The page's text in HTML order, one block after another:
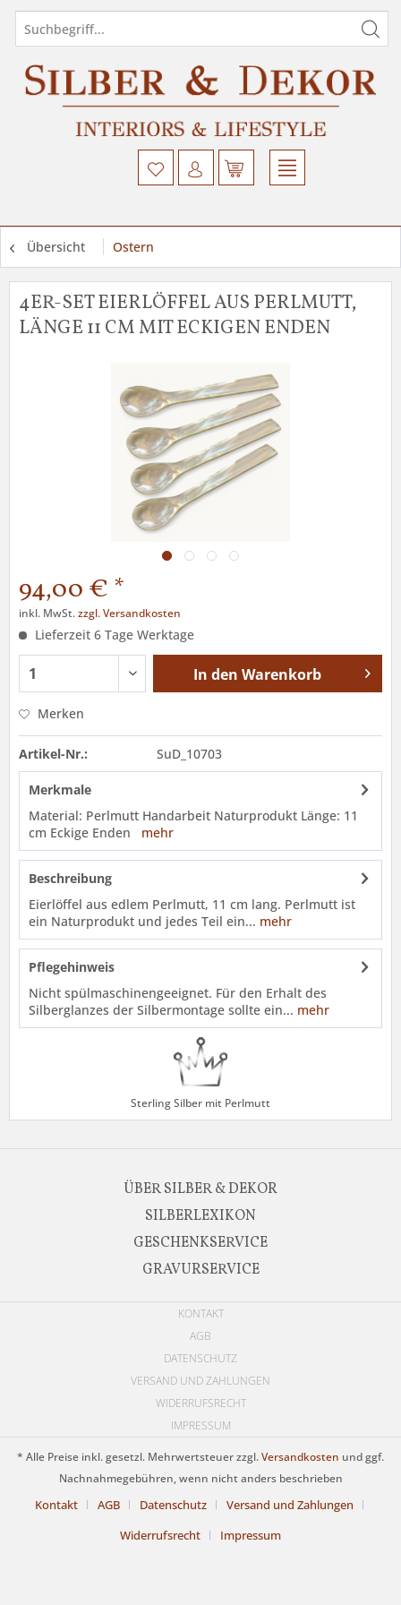
Übersicht Ostern
4ER-SET EIERLÖFFEL AUS PERLMUTT,
LÄNGE 11 CM MIT ECKIGEN ENDEN
94,00 € *
inkl. MwSt.zzgl. Versandkosten
Lieferzeit 6 Tage Werktage
In den Warenkorb
Merken
Artikel-Nr.: SuD_10703
Merkmale
Material: Perlmutt Handarbeit Naturprodukt Länge: 11
cm Eckige Enden mehr
Beschreibung
Eierlöffel aus edlem Perlmutt, 11 cm lang. Perlmutt ist
ein Naturprodukt und jedes Teil ein... mehr
Pflegehinweis
Nicht spülmaschinengeeignet. Für den Erhalt des
Silberglanzes der Silbermontage sollte ein... mehr
Sterling Silber mit Perlmutt
ÜBER SILBER & DEKOR
SILBERLEXIKON
GESCHENKSERVICE
GRAVURSERVICE
KONTAKT
AGB
DATENSCHUTZ
VERSAND UND ZAHLUNGEN
WIDERRUFSRECHT
IMPRESSUM
* Alle Preise inkl. gesetzl. Mehrwertsteuer zzgl.Versandkosten und ggf.
Nachnahmegebühren, wenn nicht anders beschrieben
Kontakt AGB Datenschutz
Versand und Zahlungen
Widerrufsrecht
Impressum